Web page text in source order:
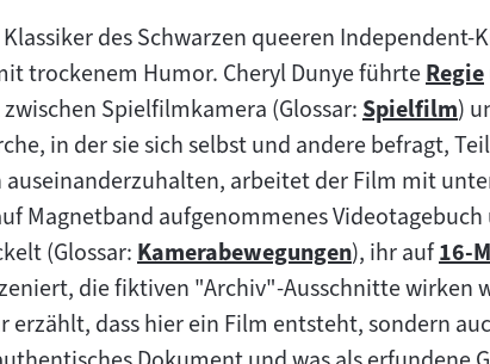
des Schwarzen queeren Independent-
trockenem Humor. Cheryl Dunye führteZum
Regie
Spielfilmkamera (Glossar:Zum
Inhalt:
Spielfilm)
in der sie sich selbst und andere befragt,
auseinanderzuhalten, arbeitet der Film mit
Magnetband aufgenommenes
(Glossar:Zum
Inhalt:
Kamerabewegungen), ihr aufZum
16-
die fiktiven "Archiv"-Ausschnitte wirken
dass hier ein Film entsteht, sondern